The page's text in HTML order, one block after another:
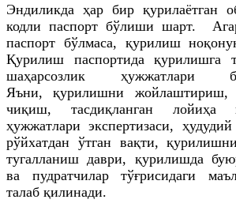
Эндиликда ҳар бир қурилаётган
кодли паспорт бўлиши шарт.
паспорт бўлмаса, қурилиш
Қурилиш паспортида қурилишга
шаҳарсозлик ҳужжатлари
Яъни, қурилишни жойлаштириш,
чиқиш, тасдиқланган лойиҳа
ҳужжатлари экспертизаси,
рўйхатдан ўтган вақти,
тугалланиш даври, қурилишда
ва пудратчилар тўғрисидаги
талаб қилинади.